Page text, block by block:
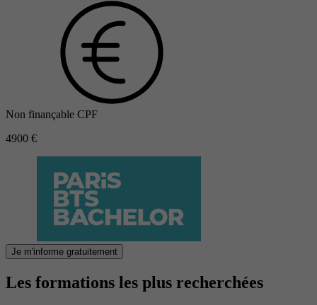
Non finançable CPF
4900 €
Je m'informe gratuitement
Les formations les plus recherchées